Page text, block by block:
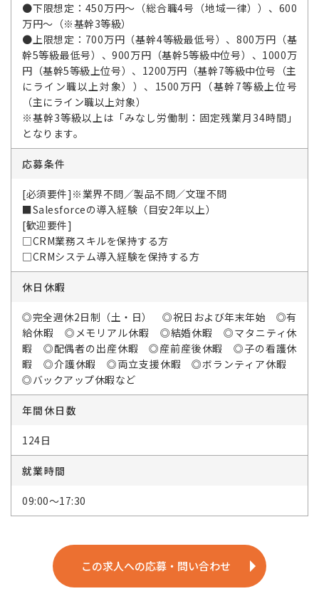
●下限想定：450万円～（総合職4号（地域一律））、600
万円～（※基幹3等級）
●上限想定：700万円（基幹4等級最低号）、800万円（基
幹5等級最低号）、900万円（基幹5等級中位号）、1000万
円（基幹5等級上位号）、1200万円（基幹7等級中位号（主
にライン職以上対象））、1500万円（基幹7等級上位号
（主にライン職以上対象）
※基幹3等級以上は「みなし労働制：固定残業月34時間」
となります。
応募条件
[必須要件]※業界不問／製品不問／文理不問
■Salesforceの導入経験（目安2年以上）
[歓迎要件]
□CRM業務スキルを保持する方
□CRMシステム導入経験を保持する方
休日休暇
◎完全週休2日制（土・日） ◎祝日および年末年始 ◎有
給休暇 ◎メモリアル休暇 ◎結婚休暇 ◎マタニティ休
暇 ◎配偶者の出産休暇 ◎産前産後休暇 ◎子の看護休
暇 ◎介護休暇 ◎両立支援休暇 ◎ボランティア休暇
◎バックアップ休暇など
年間休日数
124日
就業時間
09:00～17:30
この求人への応募・問い合わせ